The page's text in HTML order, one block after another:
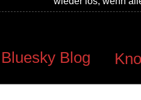
Bluesky Blog